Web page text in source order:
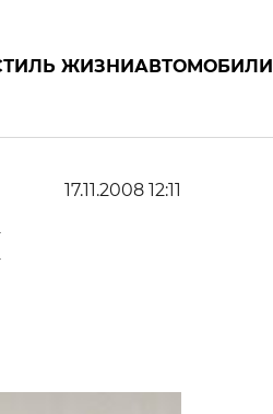
ЖИЗНИАВТОМОБИЛИ
17.11.2008 12:11